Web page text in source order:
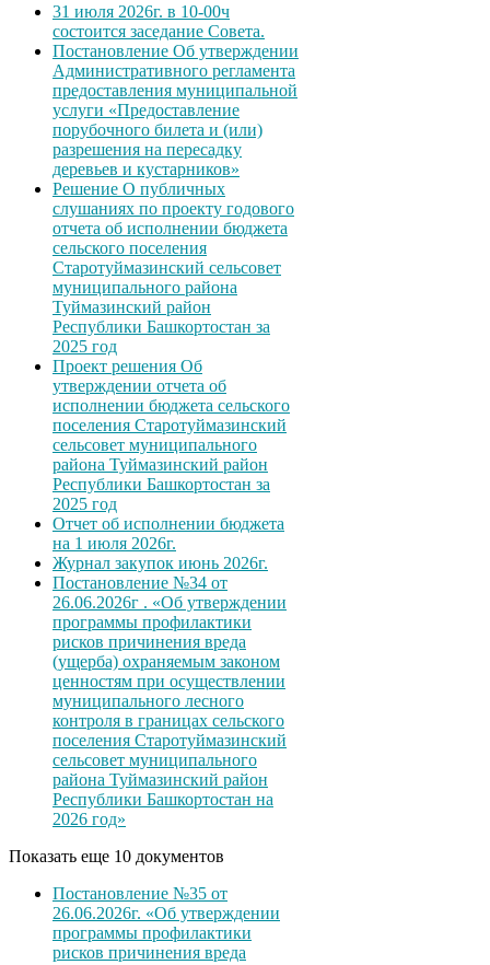
31 июля 2026г. в 10-00ч
состоится заседание Совета.
Постановление Об утверждении
Административного регламента
предоставления муниципальной
услуги «Предоставление
порубочного билета и (или)
разрешения на пересадку
деревьев и кустарников»
Решение О публичных
слушаниях по проекту годового
отчета об исполнении бюджета
сельского поселения
Старотуймазинский сельсовет
муниципального района
Туймазинский район
Республики Башкортостан за
2025 год
Проект решения Об
утверждении отчета об
исполнении бюджета сельского
поселения Старотуймазинский
сельсовет муниципального
района Туймазинский район
Республики Башкортостан за
2025 год
Отчет об исполнении бюджета
на 1 июля 2026г.
Журнал закупок июнь 2026г.
Постановление №34 от
26.06.2026г . «Об утверждении
программы профилактики
рисков причинения вреда
(ущерба) охраняемым законом
ценностям при осуществлении
муниципального лесного
контроля в границах сельского
поселения Старотуймазинский
сельсовет муниципального
района Туймазинский район
Республики Башкортостан на
2026 год»
Показать еще 10 документов
Постановление №35 от
26.06.2026г. «Об утверждении
программы профилактики
рисков причинения вреда